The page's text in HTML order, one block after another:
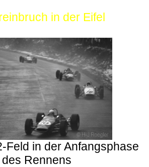
in der Eifel
Feld in der Anfangsphase
des Rennens